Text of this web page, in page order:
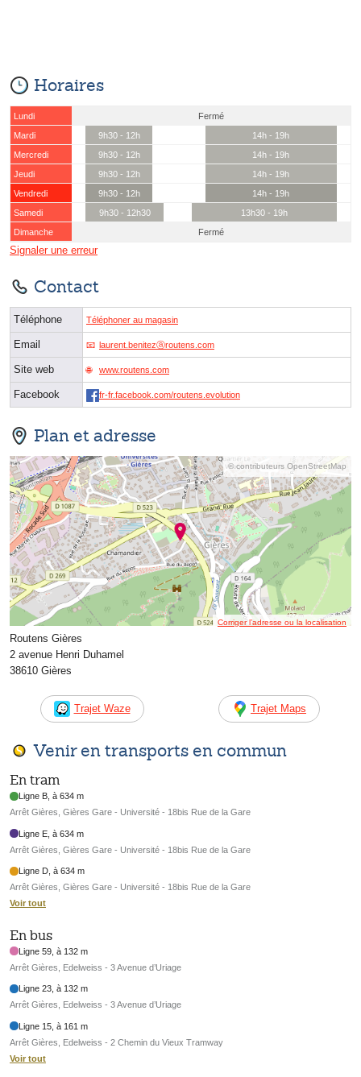
Horaires
Lundi
Fermé
Mardi
9h30 - 12h
14h - 19h
Mercredi
9h30 - 12h
14h - 19h
Jeudi
9h30 - 12h
14h - 19h
Vendredi
9h30 - 12h
14h - 19h
Samedi
9h30 - 12h30
13h30 - 19h
Dimanche
Fermé
Signaler une erreur
Contact
Téléphone Téléphoner au magasin
Email laurent.benitezⓐroutens.com
Site web www.routens.com
Facebook fr-fr.facebook.com/routens.evolution
Plan et adresse
© contributeurs OpenStreetMap
Corriger l’adresse ou la localisation
Routens Gières
2 avenue Henri Duhamel
38610 Gières
Trajet Waze Trajet Maps
Venir en transports en commun
En tram
Ligne B, à 634 m
Arrêt Gières, Gières Gare - Université - 18bis Rue de la Gare
Ligne E, à 634 m
Arrêt Gières, Gières Gare - Université - 18bis Rue de la Gare
Ligne D, à 634 m
Arrêt Gières, Gières Gare - Université - 18bis Rue de la Gare
Voir tout
En bus
Ligne 59, à 132 m
Arrêt Gières, Edelweiss - 3 Avenue d’Uriage
Ligne 23, à 132 m
Arrêt Gières, Edelweiss - 3 Avenue d’Uriage
Ligne 15, à 161 m
Arrêt Gières, Edelweiss - 2 Chemin du Vieux Tramway
Voir tout